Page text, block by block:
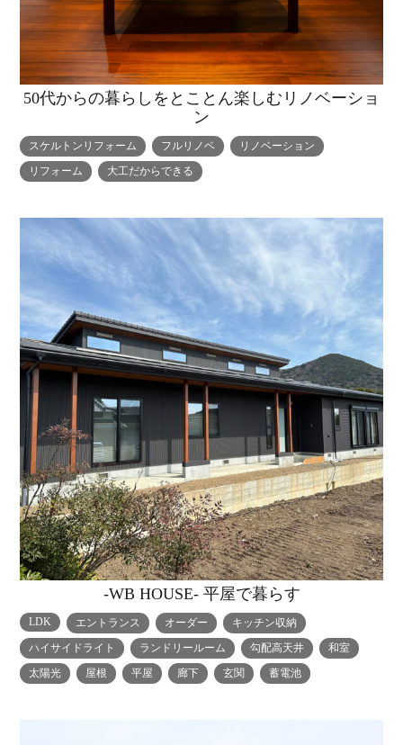
50代からの暮らしをとことん楽しむリノベーショ
ン
スケルトンリフォーム フルリノベ
リノベーション
リフォーム
大工だからできる
-WB HOUSE- 平屋で暮らす
LDK エントランス オーダー
キッチン収納
ハイサイドライト
ランドリールーム 勾配高天井
和室
太陽光
屋根 平屋 廊下 玄関 蓄電池